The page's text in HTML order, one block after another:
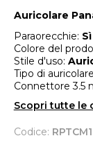
Auricolare
Paraorecchie: Sì
Colore del
Stile d'uso:
Tipo di
Connettore 3.5
Scopri tutte le
Codice: